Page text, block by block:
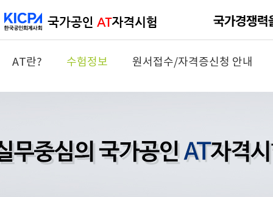
AT란? 수험정보 원서접수/자격증신청 안내